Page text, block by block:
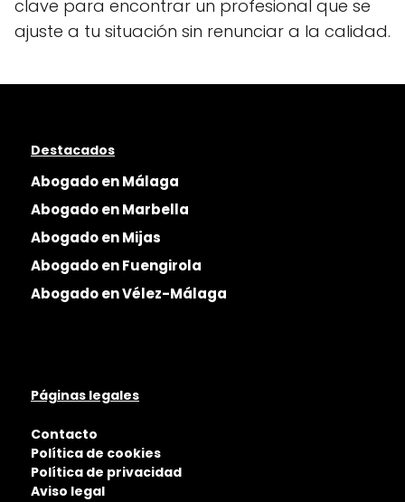
clave para encontrar un profesional que se
ajuste a tu situación sin renunciar a la calidad.
Destacados
Abogado en Málaga
Abogado en Marbella
Abogado en Mijas
Abogado en Fuengirola
Abogado en Vélez-Málaga
Páginas legales
Contacto
Política de cookies
Política de privacidad
Aviso legal